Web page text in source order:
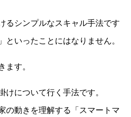
るシンプルなスキャル手法です
といったことにはなりません。
ます。
けについて行く手法です。
の動きを理解する「スマートマ